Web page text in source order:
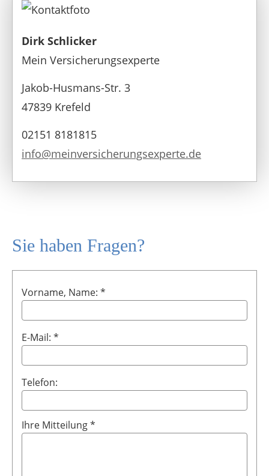
Dirk Schlicker
Mein Versicherungsexperte
Jakob-Husmans-Str. 3
47839 Krefeld
02151 8181815
info@meinversicherungsexperte.de
Sie haben Fragen?
Vorname, Name: *
E-Mail: *
Telefon:
Ihre Mitteilung *